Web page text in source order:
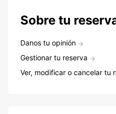
Sobre tu
Danos tu opinión
Gestionar tu reserva
Ver, modificar o cancelar tu